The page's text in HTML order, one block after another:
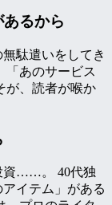
るから
駄遣いをしてき
「あのサービス
が、読者が喉か
資……。 40代独
イテム」がある